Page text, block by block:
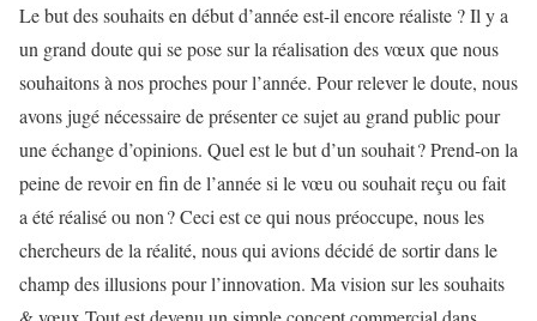
Le but des souhaits en début d’année est-il encore réaliste ? Il y a
un grand doute qui se pose sur la réalisation des vœux que nous
souhaitons à nos proches pour l’année. Pour relever le doute, nous
avons jugé nécessaire de présenter ce sujet au grand public pour
une échange d’opinions. Quel est le but d’un souhait ? Prend-on la
peine de revoir en fin de l’année si le vœu ou souhait reçu ou fait
a été réalisé ou non ? Ceci est ce qui nous préoccupe, nous les
chercheurs de la réalité, nous qui avions décidé de sortir dans le
champ des illusions pour l’innovation. Ma vision sur les souhaits